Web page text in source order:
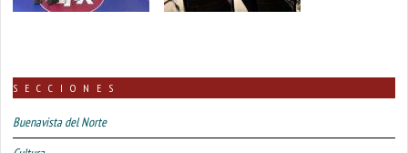
SECCIONES
Buenavista del Norte